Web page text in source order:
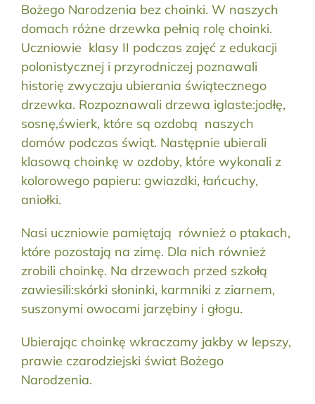
Bożego Narodzenia bez choinki. W naszych
domach różne drzewka pełnią rolę choinki.
Uczniowie klasy II podczas zajęć z edukacji
polonistycznej i przyrodniczej poznawali
historię zwyczaju ubierania świątecznego
drzewka. Rozpoznawali drzewa iglaste:jodłę,
sosnę,świerk, które są ozdobą naszych
domów podczas świąt. Następnie ubierali
klasową choinkę w ozdoby, które wykonali z
kolorowego papieru: gwiazdki, łańcuchy,
aniołki.
Nasi uczniowie pamiętają również o ptakach,
które pozostają na zimę. Dla nich również
zrobili choinkę. Na drzewach przed szkołą
zawiesili:skórki słoninki, karmniki z ziarnem,
suszonymi owocami jarzębiny i głogu.
Ubierając choinkę wkraczamy jakby w lepszy,
prawie czarodziejski świat Bożego
Narodzenia.